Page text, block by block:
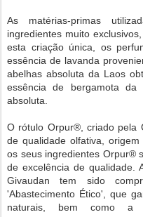
As matérias-primas
ingredientes muito
esta criação única, os
essência de lavanda
abelhas absoluta da Laos
essência de bergamota
absoluta.
O rótulo Orpur®, criado pela
de qualidade olfativa,
os seus ingredientes Orpur®
de excelência de qualidade.
Givaudan tem sido
'Abastecimento Ético', que
naturais, bem como a